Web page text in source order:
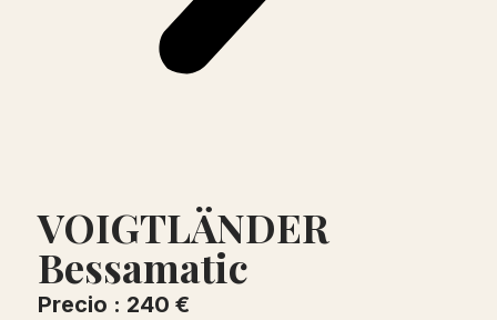
VOIGTLÄNDER
Bessamatic
Precio : 240 €